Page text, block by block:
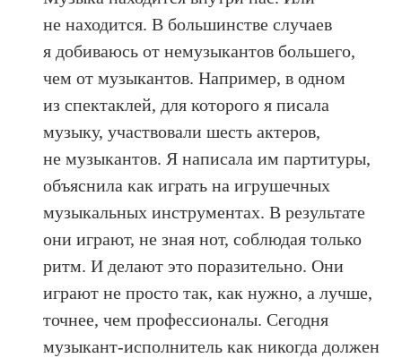
не находится. В большинстве случаев
я добиваюсь от немузыкантов большего,
чем от музыкантов. Например, в одном
из спектаклей, для которого я писала
музыку, участвовали шесть актеров,
не музыкантов. Я написала им партитуры,
объяснила как играть на игрушечных
музыкальных инструментах. В результате
они играют, не зная нот, соблюдая только
ритм. И делают это поразительно. Они
играют не просто так, как нужно, а лучше,
точнее, чем профессионалы. Сегодня
музыкант-исполнитель как никогда должен